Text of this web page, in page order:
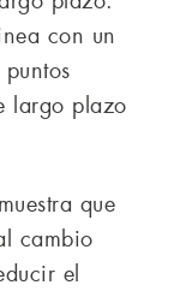
con un
largo plazo
que
cambio
el